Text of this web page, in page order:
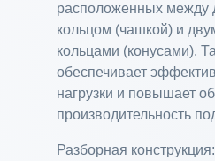
расположенных
кольцом (чашкой) и
кольцами (конусами).
обеспечивает
нагрузки и повышает
производительность
Разборная